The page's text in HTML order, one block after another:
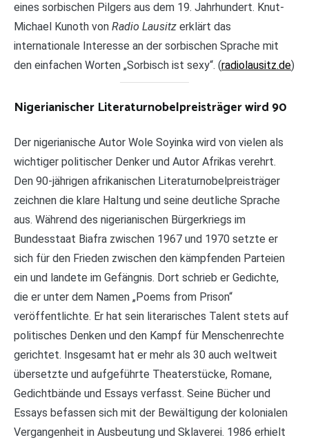
eines sorbischen Pilgers aus dem 19. Jahrhundert. Knut-
Michael Kunoth von Radio Lausitz erklärt das
internationale Interesse an der sorbischen Sprache mit
den einfachen Worten „Sorbisch ist sexy“. (radiolausitz.de)
Nigerianischer Literaturnobelpreisträger wird 90
Der nigerianische Autor Wole Soyinka wird von vielen als
wichtiger politischer Denker und Autor Afrikas verehrt.
Den 90-jährigen afrikanischen Literaturnobelpreisträger
zeichnen die klare Haltung und seine deutliche Sprache
aus. Während des nigerianischen Bürgerkriegs im
Bundesstaat Biafra zwischen 1967 und 1970 setzte er
sich für den Frieden zwischen den kämpfenden Parteien
ein und landete im Gefängnis. Dort schrieb er Gedichte,
die er unter dem Namen „Poems from Prison“
veröffentlichte. Er hat sein literarisches Talent stets auf
politisches Denken und den Kampf für Menschenrechte
gerichtet. Insgesamt hat er mehr als 30 auch weltweit
übersetzte und aufgeführte Theaterstücke, Romane,
Gedichtbände und Essays verfasst. Seine Bücher und
Essays befassen sich mit der Bewältigung der kolonialen
Vergangenheit in Ausbeutung und Sklaverei. 1986 erhielt